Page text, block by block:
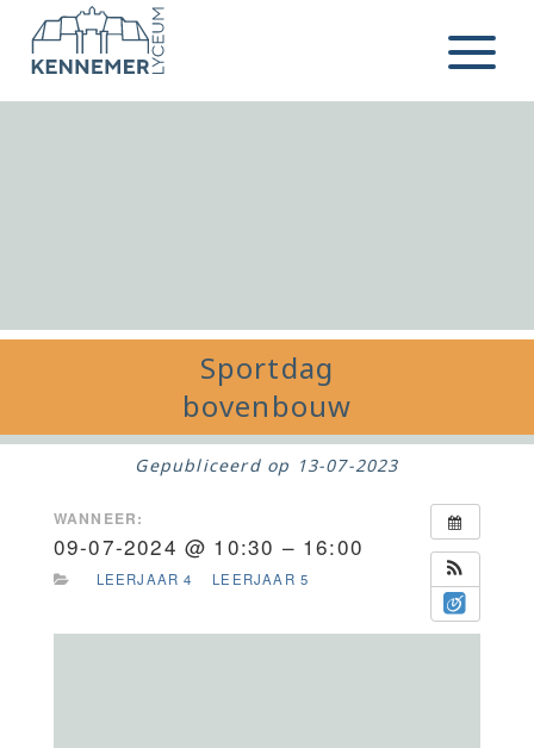
Ga naar de inhoud
Menu
Sportdag
bovenbouw
Gepubliceerd op 13-07-2023
WANNEER:
09-07-2024 @ 10:30 – 16:00
LEERJAAR 4 LEERJAAR 5